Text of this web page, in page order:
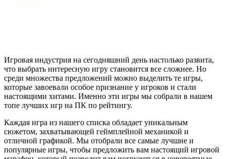
Игровая индустрия на сегодняшний день настолько развита,
что выбрать интересную игру становится все сложнее. Но
среди множества предложений можно выделить те игры,
которые завоевали особое признание у игроков и стали
настоящими хитами. Именно эти игры мы собрали в нашем
топе лучших игр на ПК по рейтингу.
Каждая игра из нашего списка обладает уникальным
сюжетом, захватывающей геймплейной механикой и
отличной графикой. Мы отобрали все самые лучшие и
популярные игры, чтобы предложить вам настоящий игровой